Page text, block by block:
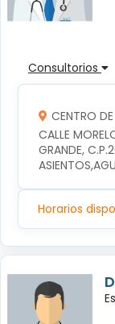
Consultorios
CENTRO
CALLE
GRANDE,
Horarios